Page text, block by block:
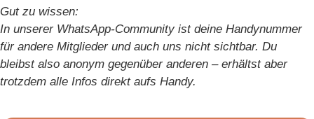
Gut zu wissen:
In unserer WhatsApp-Community ist deine Handynummer
für andere Mitglieder und auch uns nicht sichtbar. Du
bleibst also anonym gegenüber anderen – erhältst aber
trotzdem alle Infos direkt aufs Handy.